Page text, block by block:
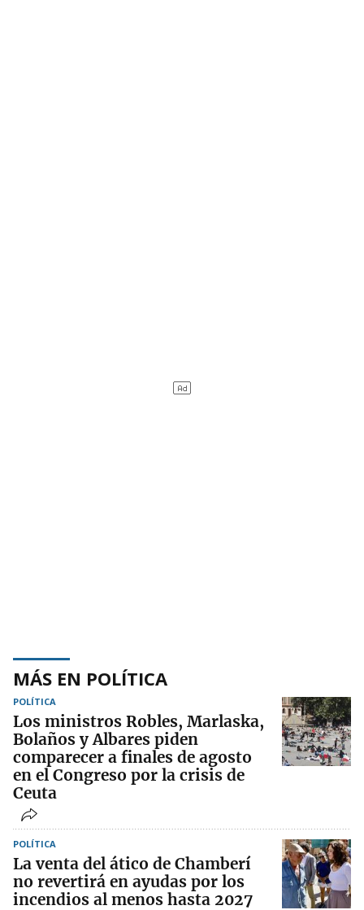
MÁS EN POLÍTICA
POLÍTICA
Los ministros Robles, Marlaska,
Bolaños y Albares piden
comparecer a finales de agosto
en el Congreso por la crisis de
Ceuta
POLÍTICA
La venta del ático de Chamberí
no revertirá en ayudas por los
incendios al menos hasta 2027